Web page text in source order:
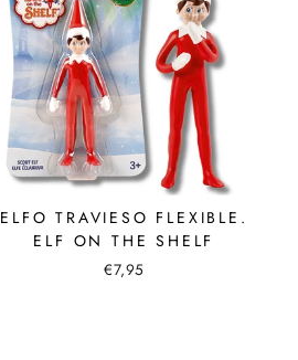
ELFO TRAVIESO FLEXIBLE.
ELF ON THE SHELF
€7,95